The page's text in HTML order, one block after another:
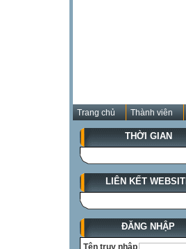
Trang chủ Thành viên
THỜI GIAN
LIÊN KẾT
ĐĂNG NHẬP
Tên truy nhập